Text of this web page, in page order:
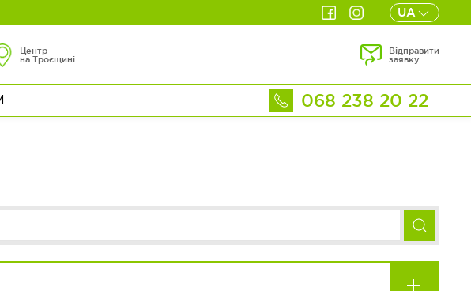
UA
Центр
на Троєщині
Відправити
заявку
068 238 20 22